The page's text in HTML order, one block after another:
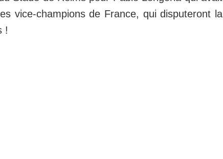
vice-champions de France, qui disputeront la
!